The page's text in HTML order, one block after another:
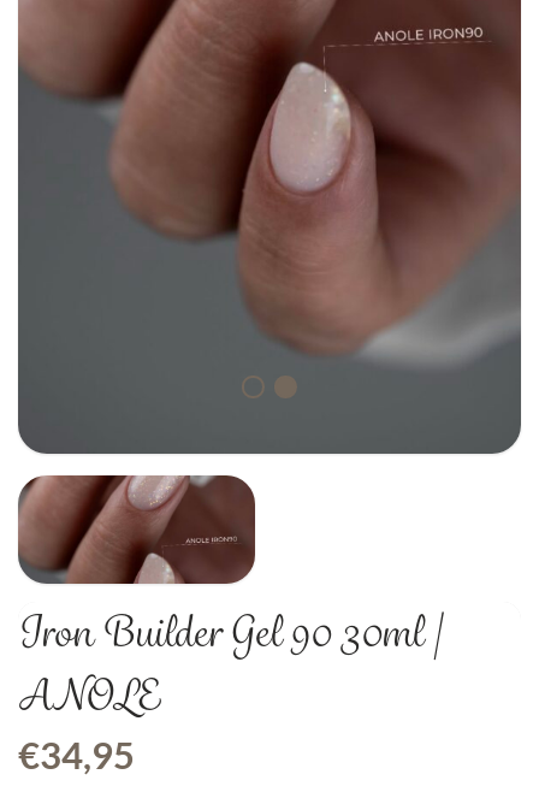
Iron Builder Gel 90 30ml |
ANOLE
€34,95